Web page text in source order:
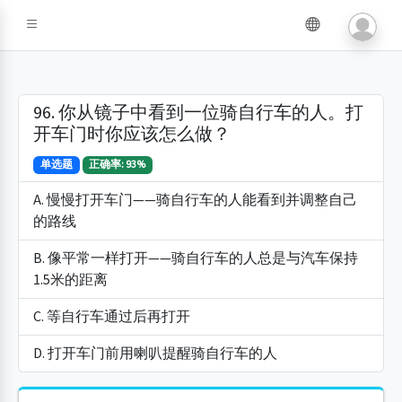
96. 你从镜子中看到一位骑自行车的人。打
开车门时你应该怎么做？
单选题 正确率: 93%
A. 慢慢打开车门——骑自行车的人能看到并调整自己
的路线
B. 像平常一样打开——骑自行车的人总是与汽车保持
1.5米的距离
C. 等自行车通过后再打开
D. 打开车门前用喇叭提醒骑自行车的人